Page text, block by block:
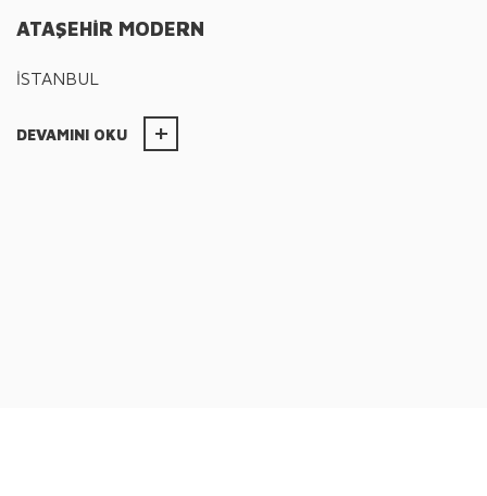
ATAŞEHİR MODERN
İSTANBUL
DEVAMINI OKU